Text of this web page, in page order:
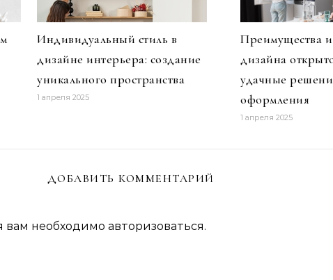
Индивидуальный стиль в
дизайне интерьера: создание
уникального пространства
1 апреля 2025
Преимущества
дизайна
удачные
оформления
1 апреля 2025
ДОБАВИТЬ КОММЕНТАРИЙ
вам необходимо авторизоваться.